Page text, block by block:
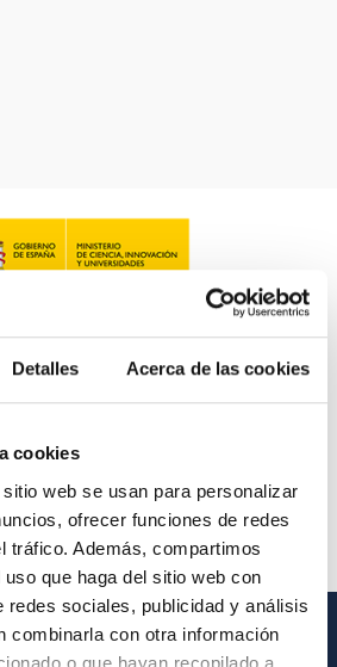
Detalles Acerca de las cookies
cookies
web se usan para personalizar
ofrecer funciones de redes
tráfico. Además, compartimos
que haga del sitio web con
redes sociales, publicidad y análisis
combinarla con otra información
o que hayan recopilado a